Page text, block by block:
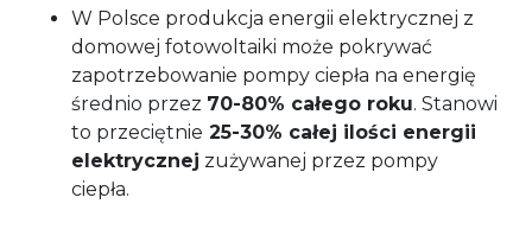
W Polsce produkcja energii elektrycznej z
domowej fotowoltaiki może pokrywać
zapotrzebowanie pompy ciepła na energię
średnio przez 70-80% całego roku. Stanowi
to przeciętnie 25-30% całej ilości energii
elektrycznej zużywanej przez pompy
ciepła.